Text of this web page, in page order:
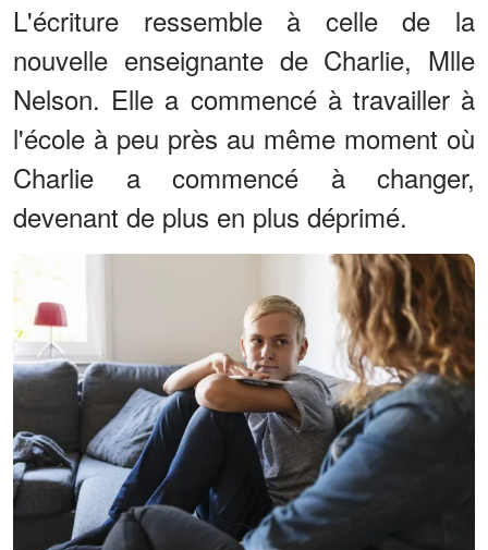
L'écriture ressemble à celle de la
nouvelle enseignante de Charlie, Mlle
Nelson. Elle a commencé à travailler à
l'école à peu près au même moment où
Charlie a commencé à changer,
devenant de plus en plus déprimé.